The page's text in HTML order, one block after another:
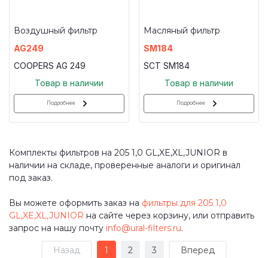
Воздушный фильтр
AG249
COOPERS AG 249
Товар в наличии
Подробнее
Масляный фильтр
SM184
SCT SM184
Товар в наличии
Подробнее
Комплекты фильтров на 205 1,0 GL,XE,XL,JUNIOR в
наличии на складе, проверенные аналоги и оригинал
под заказ.
Вы можете оформить заказ на фильтры для 205 1,0
GL,XE,XL,JUNIOR на сайте через корзину, или отправить
запрос на нашу почту info@ural-filters.ru.
Назад 1 2 3 Вперед